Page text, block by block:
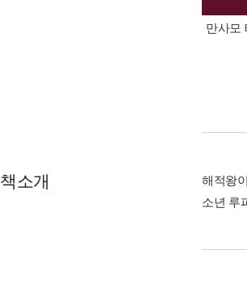
만사모
책소개
해적왕
소년 루